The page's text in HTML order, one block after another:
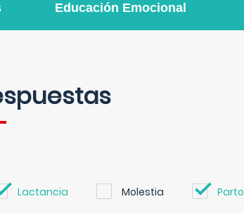
Educación Emocional
Lactancia Molestia Parto